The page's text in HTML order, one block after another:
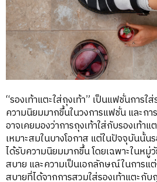
“รองเท้าแตะใส่ถุงเท้า” เป็นแฟชั่นการใ
ความนิยมมากขึ้นในวงการแฟชั่น และก
อาจเคยมองว่าการถุงเท้าใส่กับรองเท้า
เหมาะสมในบางโอกาส แต่ในปัจจุบันนั้น
ได้รับความนิยมมากขึ้น โดยเฉพาะในหมู่
สบาย และความเป็นเอกลักษณ์ในการแ
สบายที่ได้จากการสวมใส่รองเท้าแตะกั